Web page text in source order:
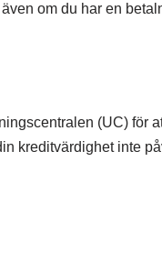
om du har en
(UC) för
kreditvärdighet inte